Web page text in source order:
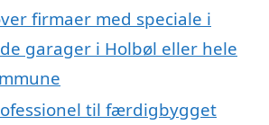
firmaer med speciale i
garager i Holbøl eller hele
til færdigbygget